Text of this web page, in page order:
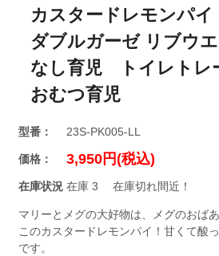
カスタードレモンパ
ダブルガーゼ リブウ
なし育児 トイレト
おむつ育児
型番： 23S-PK005-LL
価格： 3,950円(税込)
在庫状況 在庫 3 在庫切れ間近！
マリーとメグの大好物は、メグのおば
このカスタードレモンパイ！甘くて酸
です。